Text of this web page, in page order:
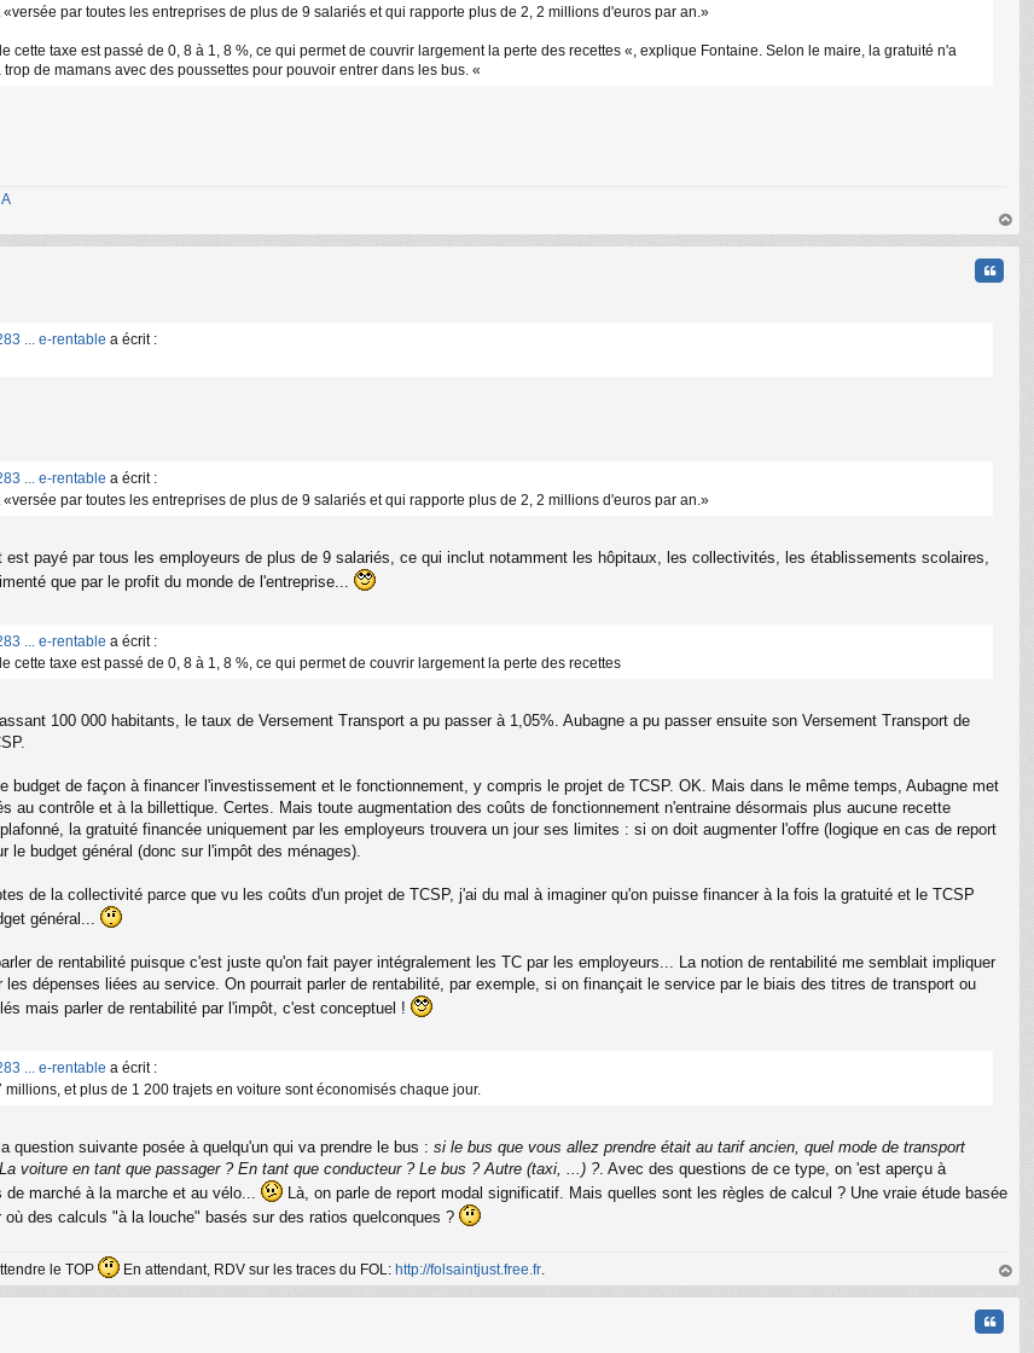
par toutes les entreprises de plus de 9 salariés et qui rapporte plus de 2, 2 millions d'euros par an.»
cette taxe est passé de 0, 8 à 1, 8 %, ce qui permet de couvrir largement la perte des recettes «, explique Fontaine. Selon le maire, la gratuité n'a
de mamans avec des poussettes pour pouvoir entrer dans les bus. «
au
... e-rentable a écrit :
... e-rentable a écrit :
par toutes les entreprises de plus de 9 salariés et qui rapporte plus de 2, 2 millions d'euros par an.»
payé par tous les employeurs de plus de 9 salariés, ce qui inclut notamment les hôpitaux, les collectivités, les établissements scolaires,
que par le profit du monde de l'entreprise...
... e-rentable a écrit :
cette taxe est passé de 0, 8 à 1, 8 %, ce qui permet de couvrir largement la perte des recettes
100 000 habitants, le taux de Versement Transport a pu passer à 1,05%. Aubagne a pu passer ensuite son Versement Transport de
budget de façon à financer l'investissement et le fonctionnement, y compris le projet de TCSP. OK. Mais dans le même temps, Aubagne met
au contrôle et à la billettique. Certes. Mais toute augmentation des coûts de fonctionnement n'entraine désormais plus aucune recette
la gratuité financée uniquement par les employeurs trouvera un jour ses limites : si on doit augmenter l'offre (logique en cas de report
budget général (donc sur l'impôt des ménages).
de la collectivité parce que vu les coûts d'un projet de TCSP, j'ai du mal à imaginer qu'on puisse financer à la fois la gratuité et le TCSP
général...
de rentabilité puisque c'est juste qu'on fait payer intégralement les TC par les employeurs... La notion de rentabilité me semblait impliquer
dépenses liées au service. On pourrait parler de rentabilité, par exemple, si on finançait le service par le biais des titres de transport ou
mais parler de rentabilité par l'impôt, c'est conceptuel !
... e-rentable a écrit :
et plus de 1 200 trajets en voiture sont économisés chaque jour.
question suivante posée à quelqu'un qui va prendre le bus : si le bus que vous allez prendre était au tarif ancien, quel mode de transport
voiture en tant que passager ? En tant que conducteur ? Le bus ? Autre (taxi, ...) ?. Avec des questions de ce type, on 'est aperçu à
marché à la marche et au vélo...
Là, on parle de report modal significatif. Mais quelles sont les règles de calcul ? Une vraie étude basée
des calculs "à la louche" basés sur des ratios quelconques ?
le TOP En attendant, RDV sur les traces du FOL: http://folsaintjust.free.fr
au